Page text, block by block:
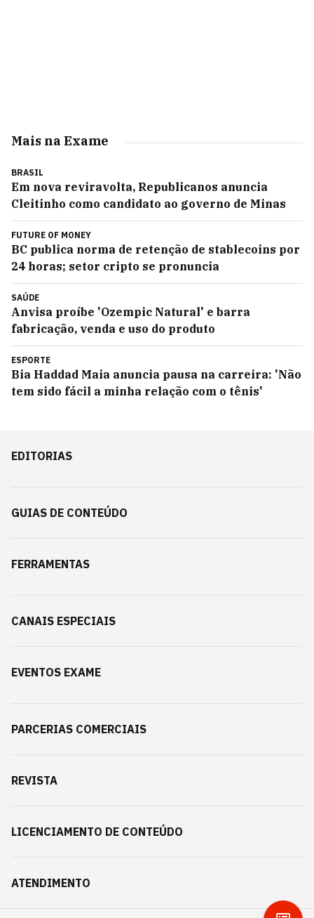
Mais na Exame
BRASIL
Em nova reviravolta, Republicanos anuncia
Cleitinho como candidato ao governo de Minas
FUTURE OF MONEY
BC publica norma de retenção de stablecoins por
24 horas; setor cripto se pronuncia
SAÚDE
Anvisa proíbe 'Ozempic Natural' e barra
fabricação, venda e uso do produto
ESPORTE
Bia Haddad Maia anuncia pausa na carreira: 'Não
tem sido fácil a minha relação com o tênis'
EDITORIAS
GUIAS DE CONTEÚDO
FERRAMENTAS
CANAIS ESPECIAIS
EVENTOS EXAME
PARCERIAS COMERCIAIS
REVISTA
LICENCIAMENTO DE CONTEÚDO
ATENDIMENTO